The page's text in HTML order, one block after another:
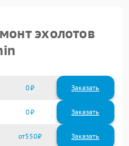
эхолотов
0 Заказать
0 Заказать
550